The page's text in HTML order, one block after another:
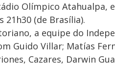
Olímpico Atahualpa,
21h30 (de Brasília).
a equipe do
Guido Villar; Matías
Cazares, Darwin